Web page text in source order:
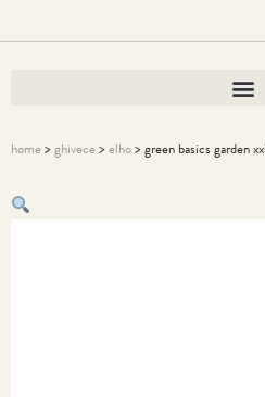
home>ghivece>elho> green basics garden